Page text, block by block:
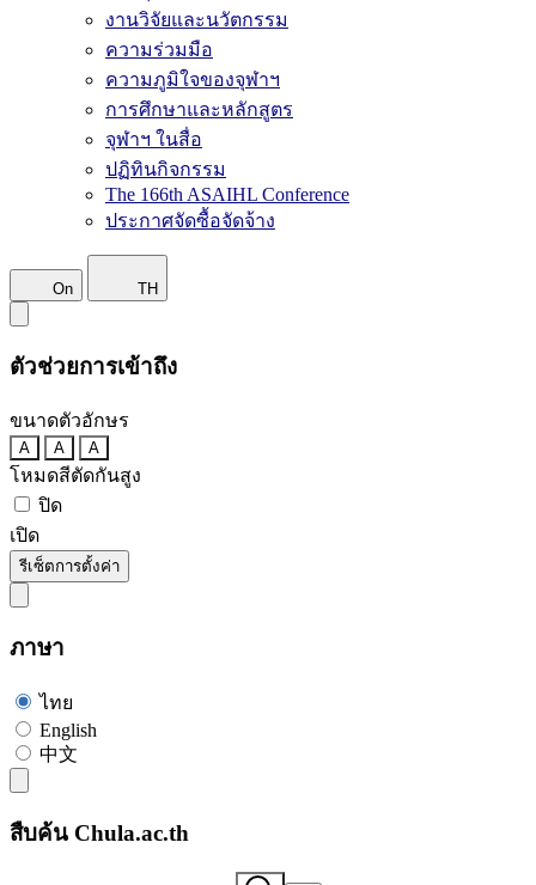
งานวิจัยและนวัตกรรม
ความร่วมมือ
ความภูมิใจของจุฬาฯ
การศึกษาและหลักสูตร
จุฬาฯ ในสื่อ
ปฏิทินกิจกรรม
The 166th ASAIHL Conference
ประกาศจัดซื้อจัดจ้าง
On TH
ตัวช่วยการเข้าถึง
ขนาดตัวอักษร
A A A
โหมดสีตัดกันสูง
ปิด
เปิด
รีเซ็ตการตั้งค่า
ภาษา
ไทย
English
中文
สืบค้น Chula.ac.th